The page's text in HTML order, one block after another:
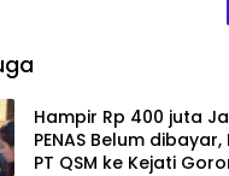
Hampir Rp 400 juta
PENAS Belum
PT QSM ke Kejati